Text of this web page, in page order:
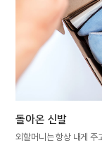
돌아온 신발
외할머니는 항상 내게 주